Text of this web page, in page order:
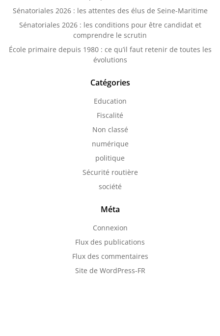
Sénatoriales 2026 : les attentes des élus de Seine-Maritime
Sénatoriales 2026 : les conditions pour être candidat et
comprendre le scrutin
École primaire depuis 1980 : ce qu’il faut retenir de toutes les
évolutions
Catégories
Education
Fiscalité
Non classé
numérique
politique
Sécurité routière
société
Méta
Connexion
Flux des publications
Flux des commentaires
Site de WordPress-FR